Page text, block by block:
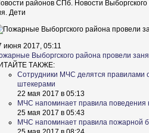
районов СПб. Новости
Дети
июня 2017, 05:11
Выборгского района провели
ТАКЖЕ:
Сотрудники МЧС делятся правилами
штекерами
22 мая 2017 в 05:13
МЧС напоминает правила поведения
25 мая 2017 в 05:43
МЧС напоминает правила пожарной